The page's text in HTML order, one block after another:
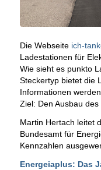
Die Webseite ich-
Ladestationen für
Wie sieht es punkto
Steckertyp bietet die
Informationen
Ziel: Den Ausbau
Martin Hertach leitet
Bundesamt für
Kennzahlen
Energeiaplus: Das